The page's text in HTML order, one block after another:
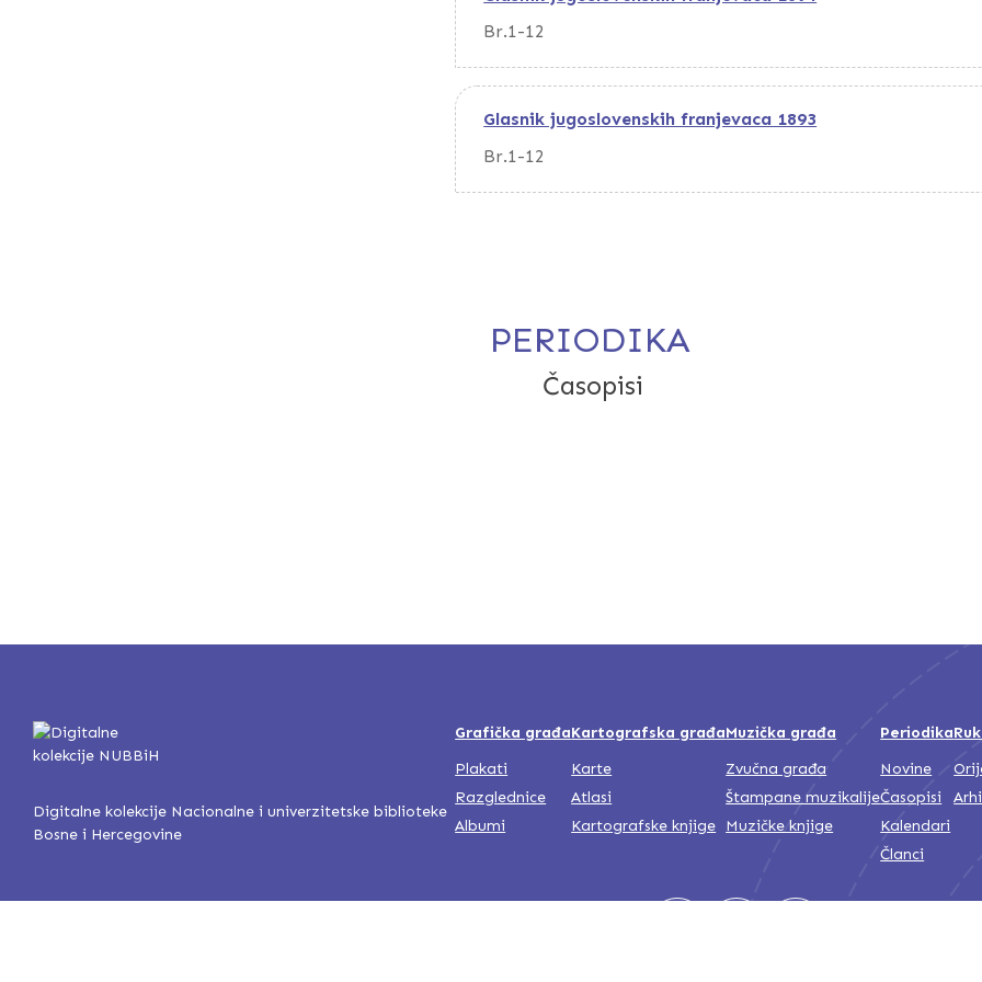
Br.1-12
Glasnik jugoslovenskih franjevaca 1893
Br.1-12
PERIODIKA
Časopisi
Digitalne kolekcije Nacionalne i univerzitetske biblioteke
Bosne i Hercegovine
Grafička građa
Plakati
Razglednice
Albumi
Kartografska građa
Karte
Atlasi
Kartografske knjige
Muzička građa
Zvučna građa
Štampane muzikalije
Muzičke knjige
Periodika
Novine
Časopisi
Kalendari
Članci